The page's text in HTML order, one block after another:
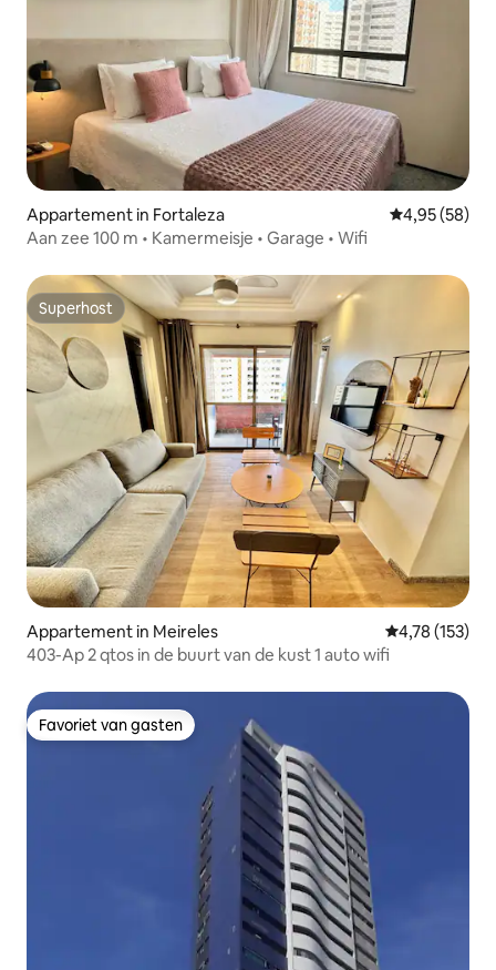
Appartement in Fortaleza Gemiddelde
4,95 (58)
Aan zee 100 m • Kamermeisje • Garage • Wifi
Superhost
Superhost
Appartement in Meireles Gemiddelde
4,78 (153)
403-Ap 2 qtos in de buurt van de kust 1 auto wifi
Favoriet van gasten
Favoriet van gasten